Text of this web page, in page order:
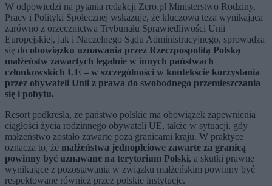
W odpowiedzi na pytania redakcji Zero.pl Ministerstwo Rodziny,
Pracy i Polityki Społecznej wskazuje, że kluczowa teza wynikająca
zarówno z orzecznictwa Trybunału Sprawiedliwości Unii
Europejskiej, jak i Naczelnego Sądu Administracyjnego, sprowadza
się do obowiązku uznawania przez Rzeczpospolitą Polską
małżeństw zawartych legalnie w innych państwach
członkowskich UE – w szczególności w kontekście korzystania
przez obywateli Unii z prawa do swobodnego przemieszczania
się i pobytu.
Resort podkreśla, że państwo polskie ma obowiązek zapewnienia
ciągłości życia rodzinnego obywateli UE, także w sytuacji, gdy
małżeństwo zostało zawarte poza granicami kraju. W praktyce
oznacza to, że małżeństwa jednopłciowe zawarte za granicą
powinny być uznawane na terytorium Polski, a skutki prawne
wynikające z pozostawania w związku małżeńskim powinny być
respektowane również przez polskie instytucje.